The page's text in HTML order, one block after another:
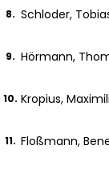
8. Schloder,
9. Hörmann,
10. Kropius,
11. Floßmann,